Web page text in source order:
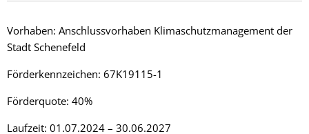
Vorhaben: Anschlussvorhaben Klimaschutzmanagement der
Stadt Schenefeld
Förderkennzeichen: 67K19115-1
Förderquote: 40%
Laufzeit: 01.07.2024 – 30.06.2027